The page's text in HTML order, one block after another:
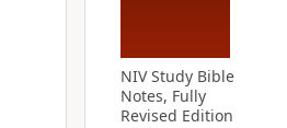
NIV Study Bible
Notes, Fully
Revised Edition